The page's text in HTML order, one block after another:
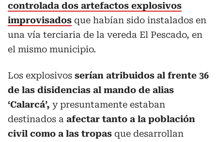
controlada dos artefactos explosivos
improvisados que habían sido instalados en
una vía terciaria de la vereda El Pescado, en
el mismo municipio.
Los explosivos serían atribuidos al frente 36
de las disidencias al mando de alias
‘Calarcá’, y presuntamente estaban
destinados a afectar tanto a la población
civil como a las tropas que desarrollan